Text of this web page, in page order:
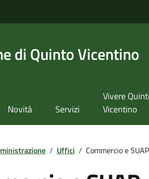
di Quinto Vicentino
Novità Servizi
Vivere
Vicentino
/ Uffici / Commercio e SUAP